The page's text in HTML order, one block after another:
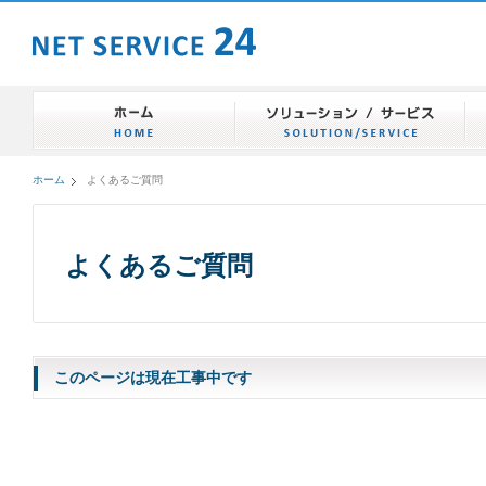
ホーム よくあるご質問
よくあるご質問
このページは現在工事中です